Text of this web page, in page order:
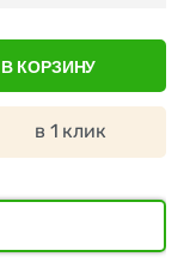
В КОРЗИНУ
в 1 клик